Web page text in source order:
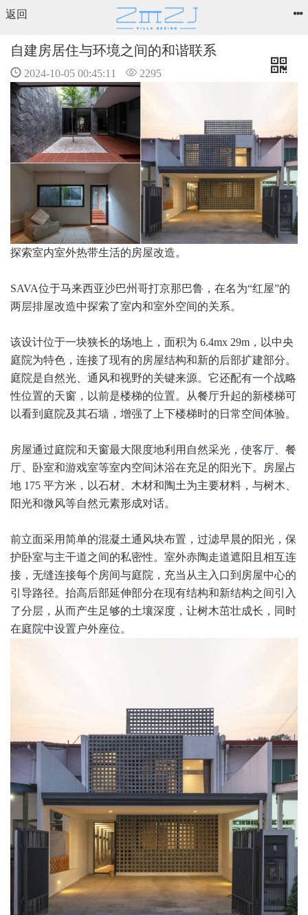
返回
自建房居住与环境之间的和谐联系
2024-10-05 00:45:11 2295
探索室内室外热带生活的房屋改造。
SAVA位于马来西亚沙巴州哥打京那巴鲁，在名为“红屋”的
两层排屋改造中探索了室内和室外空间的关系。
该设计位于一块狭长的场地上，面积为 6.4mx 29m，以中央
庭院为特色，连接了现有的房屋结构和新的后部扩建部分。
庭院是自然光、通风和视野的关键来源。它还配有一个战略
性位置的天窗，以前是楼梯的位置。从餐厅升起的新楼梯可
以看到庭院及其石墙，增强了上下楼梯时的日常空间体验。
房屋通过庭院和天窗最大限度地利用自然采光，使客厅 、餐
厅、卧室和游戏室等室内空间沐浴在充足的阳光下。房屋占
地 175 平方米，以石材、木材和陶土为主要材料，与树木、
阳光和微风等自然元素形成对话。
前立面采用简单的混凝土通风块布置，过滤早晨的阳光，保
护卧室与主干道之间的私密性。室外赤陶走道遮阳且相互连
接，无缝连接每个房间与庭院，充当从主入口到房屋中心的
引导路径。抬高后部延伸部分在现有结构和新结构之间引入
了分层，从而产生足够的土壤深度，让树木茁壮成长，同时
在庭院中设置户外座位。